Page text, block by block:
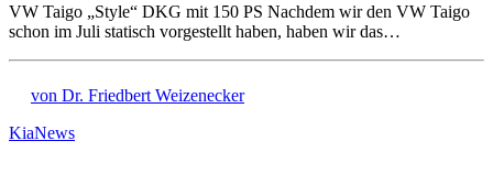
VW Taigo „Style“ DKG mit 150 PS Nachdem wir den VW Taigo
schon im Juli statisch vorgestellt haben, haben wir das…
von Dr. Friedbert Weizenecker
KiaNews